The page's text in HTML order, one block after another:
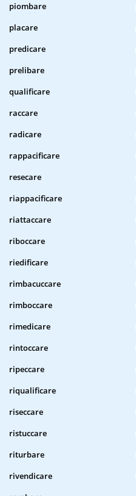
piombare
placare
predicare
prelibare
qualificare
raccare
radicare
rappacificare
resecare
riappacificare
riattaccare
riboccare
riedificare
rimbacuccare
rimboccare
rimedicare
rintoccare
ripeccare
riqualificare
riseccare
ristuccare
riturbare
rivendicare